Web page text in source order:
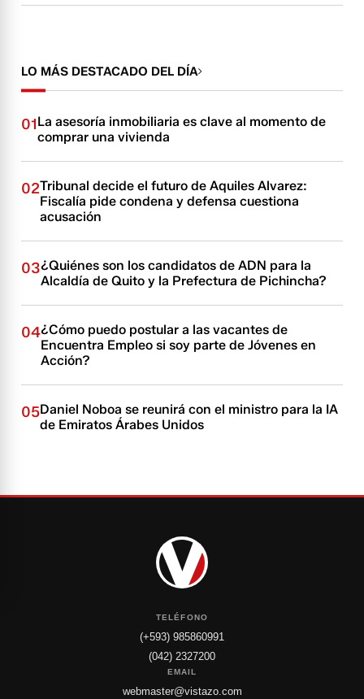
LO MÁS DESTACADO DEL DÍA
01La asesoría inmobiliaria es clave al momento de
comprar una vivienda
02Tribunal decide el futuro de Aquiles Alvarez:
Fiscalía pide condena y defensa cuestiona
acusación
03¿Quiénes son los candidatos de ADN para la
Alcaldía de Quito y la Prefectura de Pichincha?
04¿Cómo puedo postular a las vacantes de
Encuentra Empleo si soy parte de Jóvenes en
Acción?
05Daniel Noboa se reunirá con el ministro para la IA
de Emiratos Árabes Unidos
TELÉFONO
(+593) 985860991
(042) 2327200
EMAIL
webmaster@vistazo.com